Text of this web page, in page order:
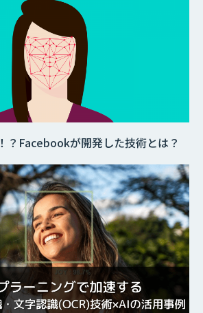
？Facebookが開発した技術とは？